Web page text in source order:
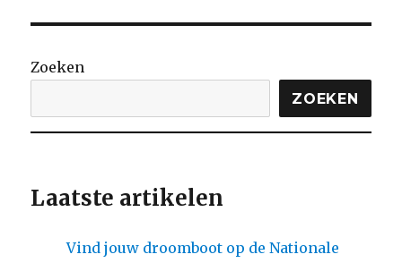
Zoeken
ZOEKEN
Laatste artikelen
Vind jouw droomboot op de Nationale